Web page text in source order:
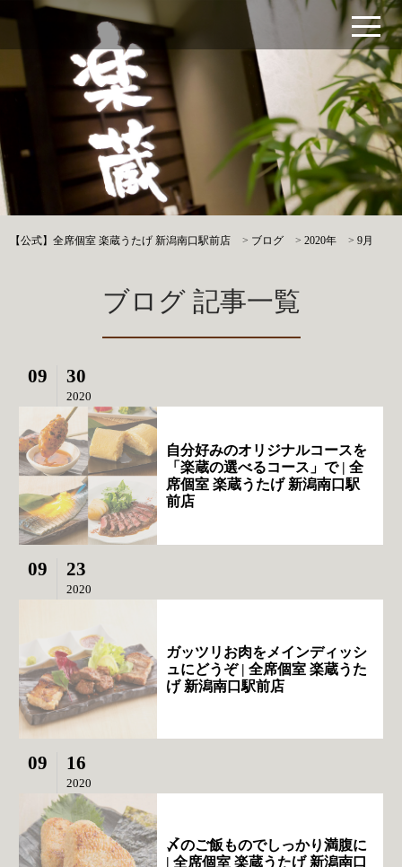
【公式】全席個室 楽蔵うたげ 新潟南口駅前店 > ブログ >2020年 >9月
ブログ 記事一覧
09 30
2020
自分好みのオリジナルコースを
「楽蔵の選べるコース」で | 全
席個室 楽蔵うたげ 新潟南口駅
前店
09 23
2020
ガッツリお肉をメインディッシ
ュにどうぞ | 全席個室 楽蔵うた
げ 新潟南口駅前店
09 16
2020
〆のご飯ものでしっかり満腹に
| 全席個室 楽蔵うたげ 新潟南口